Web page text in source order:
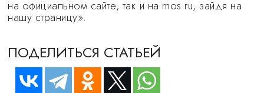
на официальном сайте, так и на mos.ru, зайдя на
нашу страницу».
ПОДЕЛИТЬСЯ СТАТЬЕЙ